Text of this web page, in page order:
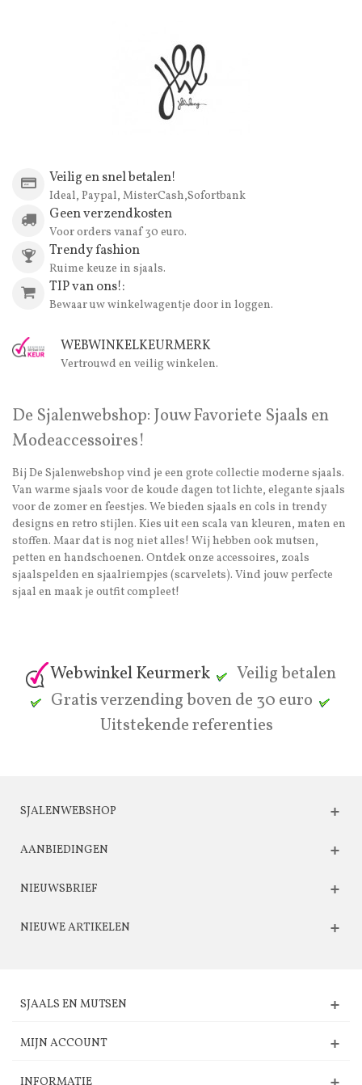
Veilig en snel betalen!
Ideal, Paypal, MisterCash,Sofortbank
Geen verzendkosten
Voor orders vanaf 30 euro.
Trendy fashion
Ruime keuze in sjaals.
TIP van ons!:
Bewaar uw winkelwagentje door in loggen.
WEBWINKELKEURMERK
Vertrouwd en veilig winkelen.
De Sjalenwebshop: Jouw Favoriete Sjaals en
Modeaccessoires!
Bij De Sjalenwebshop vind je een grote collectie moderne sjaals.
Van warme sjaals voor de koude dagen tot lichte, elegante sjaals
voor de zomer en feestjes. We bieden sjaals en cols in trendy
designs en retro stijlen. Kies uit een scala van kleuren, maten en
stoffen. Maar dat is nog niet alles! Wij hebben ook mutsen,
petten en handschoenen. Ontdek onze accessoires, zoals
sjaalspelden en sjaalriempjes (scarvelets). Vind jouw perfecte
sjaal en maak je outfit compleet!
Webwinkel Keurmerk
Veilig betalen
Gratis verzending boven de 30 euro
Uitstekende referenties
SJALENWEBSHOP
AANBIEDINGEN
NIEUWSBRIEF
NIEUWE ARTIKELEN
SJAALS EN MUTSEN
MIJN ACCOUNT